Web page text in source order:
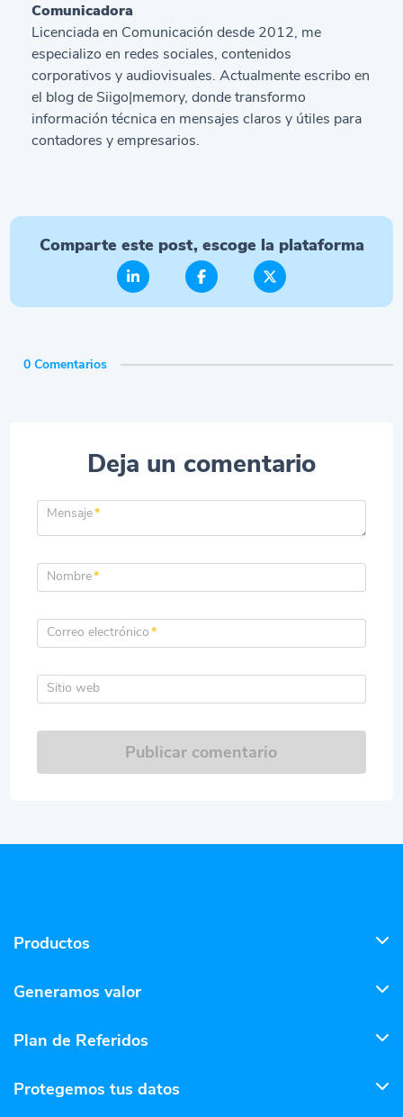
Comunicadora
Licenciada en Comunicación desde 2012, me
especializo en redes sociales, contenidos
corporativos y audiovisuales. Actualmente escribo en
el blog de Siigo|memory, donde transformo
información técnica en mensajes claros y útiles para
contadores y empresarios.
Comparte este post, escoge la plataforma
0 Comentarios
Deja un comentario
Mensaje*
Nombre*
Correo electrónico*
Sitio web
Publicar comentario
Productos
Generamos valor
Plan de Referidos
Protegemos tus datos